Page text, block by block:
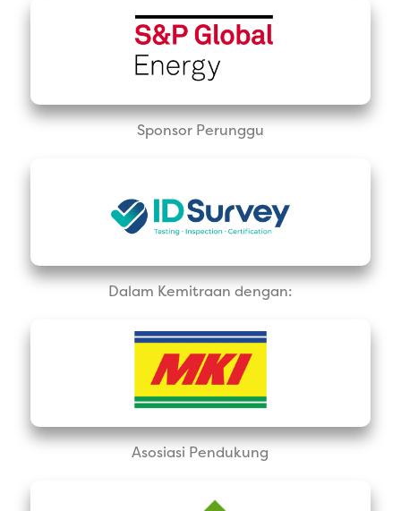
Sponsor Perunggu
Dalam Kemitraan dengan:
Asosiasi Pendukung